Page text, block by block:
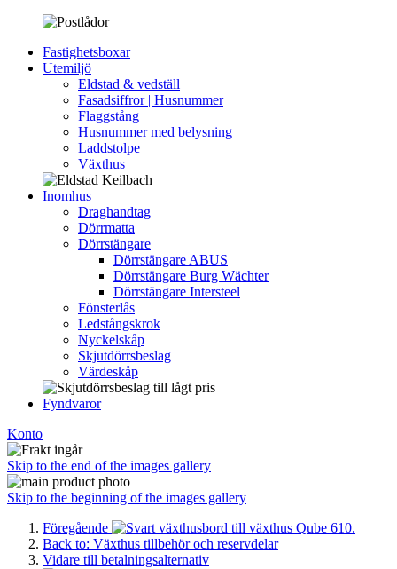
Fastighetsboxar
Utemiljö
Eldstad & vedställ
Fasadsiffror | Husnummer
Flaggstång
Husnummer med belysning
Laddstolpe
Växthus
Inomhus
Draghandtag
Dörrmatta
Dörrstängare
Dörrstängare ABUS
Dörrstängare Burg Wächter
Dörrstängare Intersteel
Fönsterlås
Ledstångskrok
Nyckelskåp
Skjutdörrsbeslag
Värdeskåp
Fyndvaror
Konto
Skip to the end of the images gallery
Skip to the beginning of the images gallery
Föregående
Back to: Växthus tillbehör och reservdelar
Vidare till betalningsalternativ